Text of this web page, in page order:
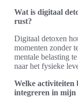
Wat is digitaal
rust?
Digitaal detoxen
momenten zonder
mentale belasting
naar het fysieke
Welke activiteiten
integreren in mijn